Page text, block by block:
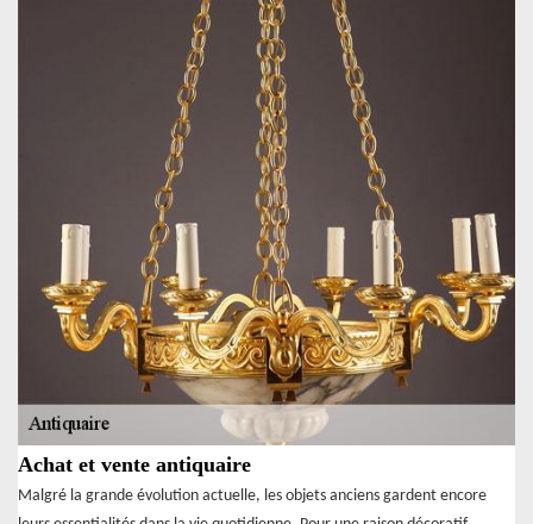
Achat et vente antiquaire
Malgré la grande évolution actuelle, les objets anciens gardent encore